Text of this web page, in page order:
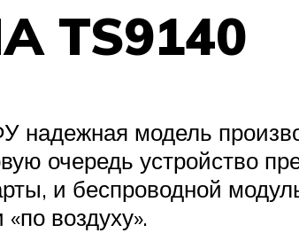
TS9140
надежная модель
очередь устройство
и беспроводной
воздуху».